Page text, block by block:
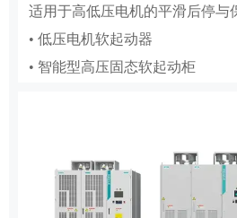
适用于高低压电机的平滑后停与
• 低压电机软起动器
• 智能型高压固态软起动柜
高低压成套配电柜体，适配工厂
景配电
• 低压成套
覆盖造纸、复卷、轧钢全场景传
• 造纸机传动控制系统
• 复卷机传动控制系统
标准化集成储能，适配大型电站